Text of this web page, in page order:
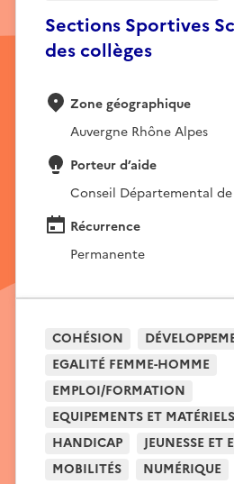
Sections Sportives
des collèges
Zone géographique
Auvergne Rhône Alpes
Porteur d’aide
Conseil Départemental de
Récurrence
Permanente
COHÉSION
EGALITÉ FEMME-HOMME
EMPLOI/FORMATION
EQUIPEMENTS ET MATÉRIELS
HANDICAP
JEUNESSE ET
MOBILITÉS
NUMÉRIQUE